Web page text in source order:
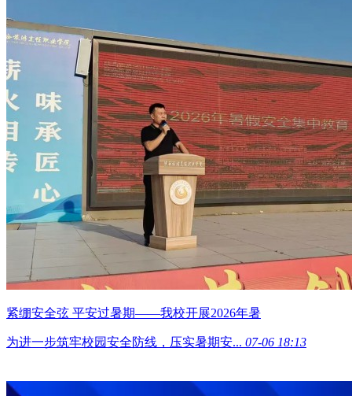
紧绷安全弦 平安过暑期——我校开展2026年暑
为进一步筑牢校园安全防线，压实暑期安... 07-06 18:13